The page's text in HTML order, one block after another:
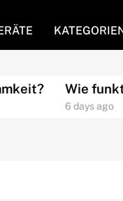
Wie
6 days ago